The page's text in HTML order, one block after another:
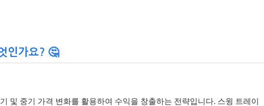
인가요? 🤔
및 중기 가격 변화를 활용하여 수익을 창출하는 전략입니다. 스윙 트레이